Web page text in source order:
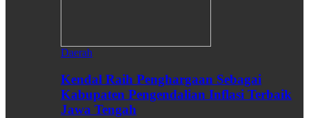
Daerah
Kendal Raih Penghargaan Sebagai
Kabupaten Pengendalian Inflasi Terbaik
Jawa Tengah